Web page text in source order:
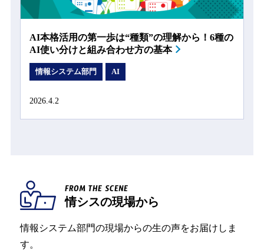
AI本格活用の第一歩は“種類”の理解から！6種の
AI使い分けと組み合わせ方の基本
情報システム部門 AI
2026.4.2
FROM THE SCENE
情シスの現場から
情報システム部門の現場からの生の声をお届けしま
す。